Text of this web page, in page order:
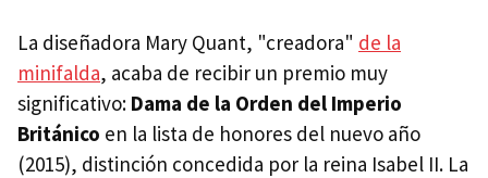
La diseñadora Mary Quant, "creadora" de la
minifalda, acaba de recibir un premio muy
significativo: Dama de la Orden del Imperio
Británico en la lista de honores del nuevo año
(2015), distinción concedida por la reina Isabel II. La